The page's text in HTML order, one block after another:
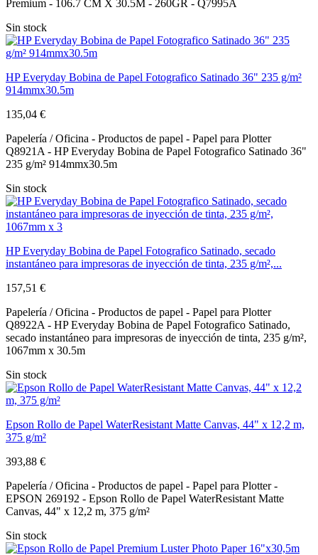
Premium - 106.7 CM X 30.5M - 260GR - Q7995A
Sin stock
HP Everyday Bobina de Papel Fotografico Satinado 36" 235 g/m²
914mmx30.5m
135,04 €
Papelería / Oficina - Productos de papel - Papel para Plotter
Q8921A - HP Everyday Bobina de Papel Fotografico Satinado 36"
235 g/m² 914mmx30.5m
Sin stock
HP Everyday Bobina de Papel Fotografico Satinado, secado
instantáneo para impresoras de inyección de tinta, 235 g/m²,...
157,51 €
Papelería / Oficina - Productos de papel - Papel para Plotter
Q8922A - HP Everyday Bobina de Papel Fotografico Satinado,
secado instantáneo para impresoras de inyección de tinta, 235 g/m²,
1067mm x 30.5m
Sin stock
Epson Rollo de Papel WaterResistant Matte Canvas, 44" x 12,2 m,
375 g/m²
393,88 €
Papelería / Oficina - Productos de papel - Papel para Plotter -
EPSON 269192 - Epson Rollo de Papel WaterResistant Matte
Canvas, 44" x 12,2 m, 375 g/m²
Sin stock